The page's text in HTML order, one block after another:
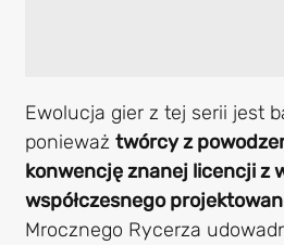
Ewolucja gier z tej serii jest
ponieważ twórcy z
konwencję znanej licencji z
współczesnego
Mrocznego Rycerza